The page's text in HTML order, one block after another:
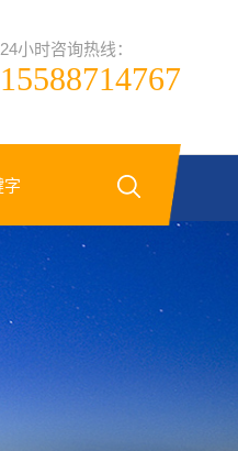
24小时咨询热线：
15588714767